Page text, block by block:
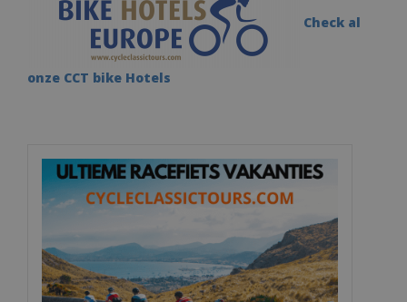
Check al
onze CCT bike Hotels